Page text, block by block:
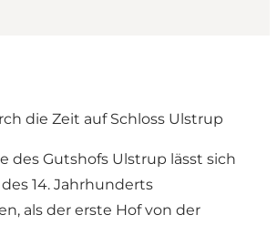
die Zeit auf Schloss Ulstrup
des Gutshofs Ulstrup lässt sich
14. Jahrhunderts
als der erste Hof von der